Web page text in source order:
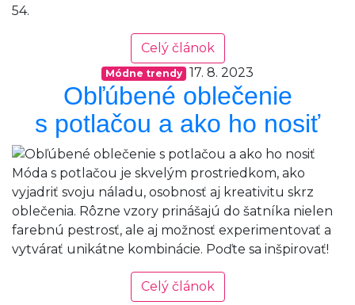
54.
Celý článok
Módne trendy 17. 8. 2023
Obľúbené oblečenie
s potlačou a ako ho nosiť
Móda s potlačou je skvelým prostriedkom, ako
vyjadriť svoju náladu, osobnosť aj kreativitu skrz
oblečenia. Rôzne vzory prinášajú do šatníka nielen
farebnú pestrosť, ale aj možnosť experimentovať a
vytvárať unikátne kombinácie. Poďte sa inšpirovať!
Celý článok